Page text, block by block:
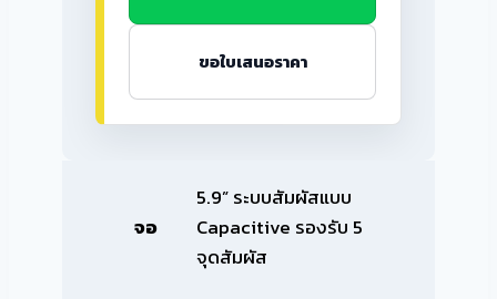
ขอใบเสนอราคา
จอ
5.9” ระบบสัมผัสแบบ
Capacitive รองรับ 5
จุดสัมผัส